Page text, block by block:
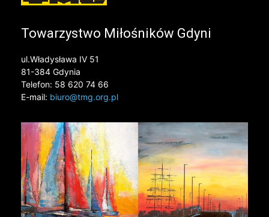
Towarzystwo Miłośników Gdyni
ul.Władysława IV 51
81-384 Gdynia
Telefon: 58 620 74 66
E-mail: biuro@tmg.org.pl